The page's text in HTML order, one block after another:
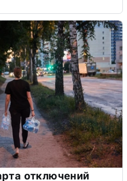
отключений